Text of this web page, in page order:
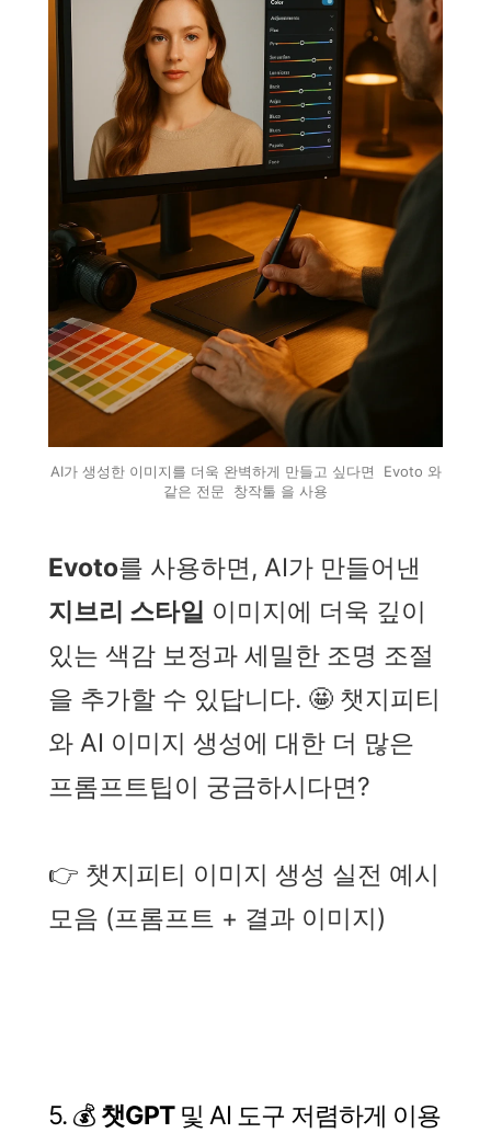
AI가 생성한 이미지를 더욱 완벽하게 만들고 싶다면 Evoto 와
같은 전문 창작툴 을 사용
Evoto를 사용하면, AI가 만들어낸
지브리 스타일 이미지에 더욱 깊이
있는 색감 보정과 세밀한 조명 조절
을 추가할 수 있답니다. 🤩 챗지피티
와 AI 이미지 생성에 대한 더 많은
프롬프트팁이 궁금하시다면?
👉 챗지피티 이미지 생성 실전 예시
모음 (프롬프트 + 결과 이미지)
5. 💰 챗GPT및 AI 도구 저렴하게 이용